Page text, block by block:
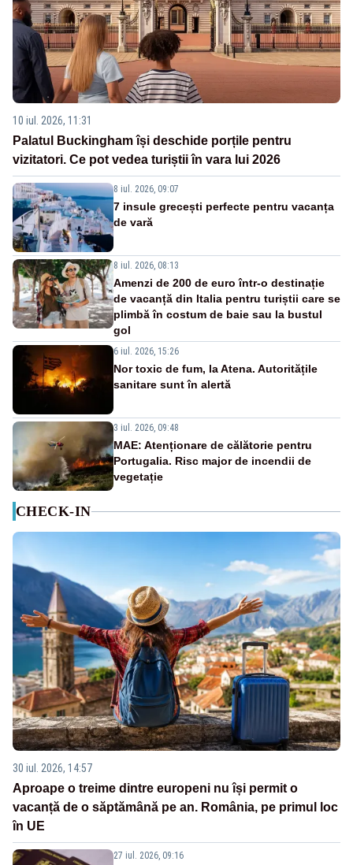
10 iul. 2026, 11:31
Palatul Buckingham își deschide porțile pentru
vizitatori. Ce pot vedea turiștii în vara lui 2026
8 iul. 2026, 09:07
7 insule grecești perfecte pentru vacanța
de vară
8 iul. 2026, 08:13
Amenzi de 200 de euro într-o destinație
de vacanță din Italia pentru turiștii care se
plimbă în costum de baie sau la bustul
gol
6 iul. 2026, 15:26
Nor toxic de fum, la Atena. Autoritățile
sanitare sunt în alertă
3 iul. 2026, 09:48
MAE: Atenționare de călătorie pentru
Portugalia. Risc major de incendii de
vegetație
CHECK-IN
30 iul. 2026, 14:57
Aproape o treime dintre europeni nu își permit o
vacanță de o săptămână pe an. România, pe primul loc
în UE
27 iul. 2026, 09:16